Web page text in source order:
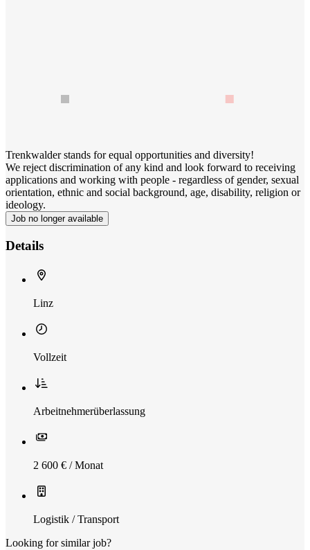
Trenkwalder stands for equal opportunities and diversity!
We reject discrimination of any kind and look forward to receiving
applications and working with people - regardless of gender, sexual
orientation, ethnic and social background, age, disability, religion or
ideology.
Job no longer available
Details
Linz
Vollzeit
Arbeitnehmerüberlassung
2 600 € / Monat
Logistik / Transport
Looking for similar job?